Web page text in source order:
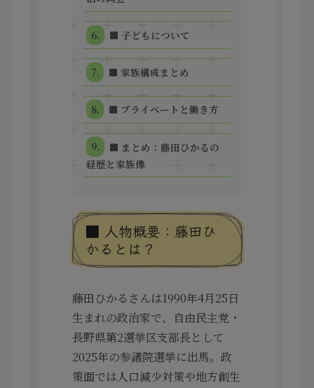
■ 子どもについて
■ 家族構成まとめ
■ プライベートと働き方
■ まとめ：藤田ひかるの
経歴と家族像
■ 人物概要：藤田ひ
かるとは？
藤田ひかるさんは1990年4月25日
生まれの政治家で、自由民主党・
長野県第2選挙区支部長として
2025年の参議院選挙に出馬。政
策面では人口減少対策や地方創生